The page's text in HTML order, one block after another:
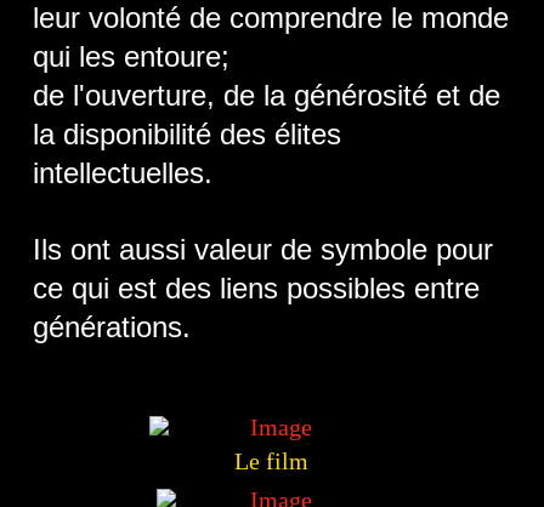
leur volonté de comprendre le monde
qui les entoure;
de l'ouverture, de la générosité et de
la disponibilité des élites
intellectuelles.
Ils ont aussi valeur de symbole pour
ce qui est des liens possibles entre
générations.
Le film